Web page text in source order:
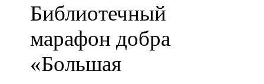
Библиотечный
марафон добра
«Большая